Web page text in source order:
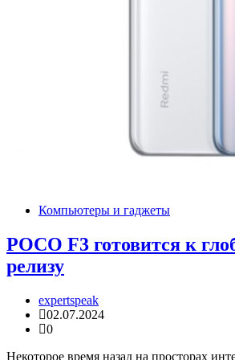
Компьютеры и гаджеты
POCO F3 готовится к
релизу
expertspeak
02.07.2024
0
Некоторое время назад на просторах